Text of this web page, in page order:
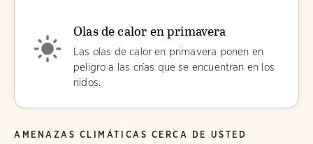
Olas de calor en primavera
Las olas de calor en primavera ponen en
peligro a las crías que se encuentran en los
nidos.
AMENAZAS CLIMÁTICAS CERCA DE USTED